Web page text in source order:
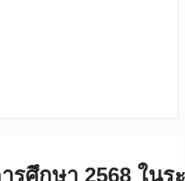
รศึกษา 2568 ในร